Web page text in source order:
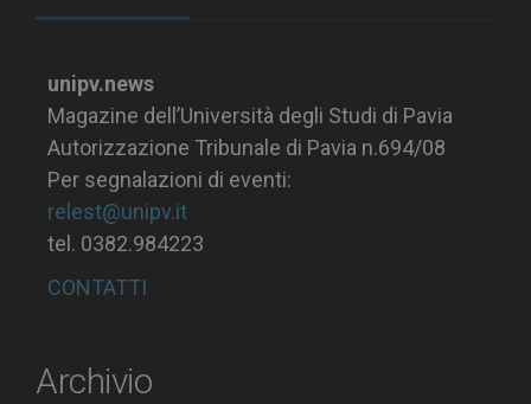
unipv.news
Magazine dell’Università degli Studi di Pavia
Autorizzazione Tribunale di Pavia n.694/08
Per segnalazioni di eventi:
relest@unipv.it
tel. 0382.984223
CONTATTI
Archivio